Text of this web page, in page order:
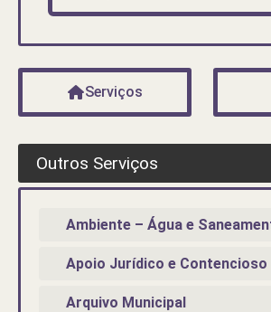
Serviços
Outros Serviços
Ambiente – Água e
Apoio Jurídico e Contencioso
Arquivo Municipal